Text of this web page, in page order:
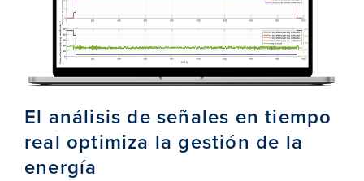
El análisis de señales en tiempo
real optimiza la gestión de la
energía